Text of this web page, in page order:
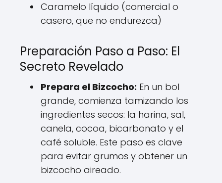
Caramelo líquido (comercial o
casero, que no endurezca)
Preparación Paso a Paso: El
Secreto Revelado
Prepara el Bizcocho: En un bol
grande, comienza tamizando los
ingredientes secos: la harina, sal,
canela, cocoa, bicarbonato y el
café soluble. Este paso es clave
para evitar grumos y obtener un
bizcocho aireado.